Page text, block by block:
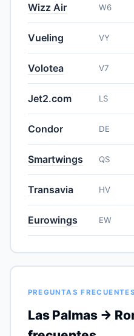
Wizz Air W6
Vueling VY
Volotea V7
Jet2.com LS
Condor DE
Smartwings QS
Transavia HV
Eurowings EW
PREGUNTAS FRECUENTES
Las Palmas →